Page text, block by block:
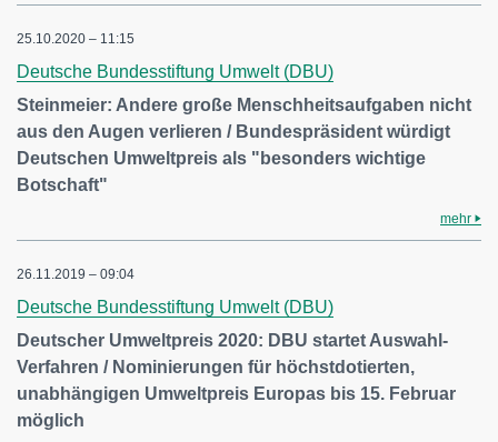
25.10.2020 – 11:15
Deutsche Bundesstiftung Umwelt (DBU)
Steinmeier: Andere große Menschheitsaufgaben nicht
aus den Augen verlieren / Bundespräsident würdigt
Deutschen Umweltpreis als "besonders wichtige
Botschaft"
mehr
26.11.2019 – 09:04
Deutsche Bundesstiftung Umwelt (DBU)
Deutscher Umweltpreis 2020: DBU startet Auswahl-
Verfahren / Nominierungen für höchstdotierten,
unabhängigen Umweltpreis Europas bis 15. Februar
möglich